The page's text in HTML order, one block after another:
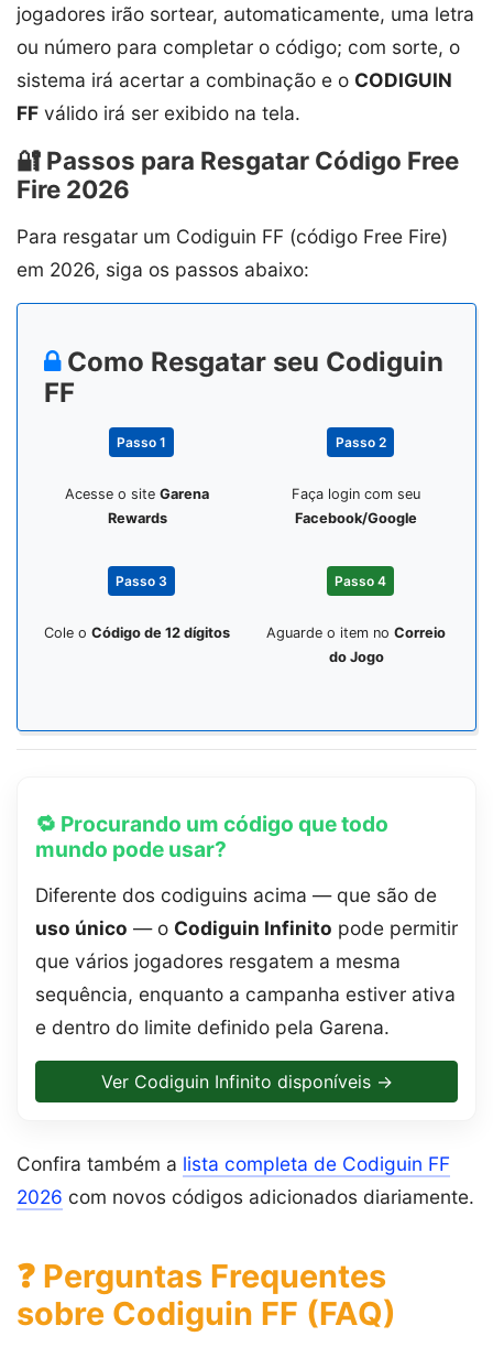
jogadores irão sortear, automaticamente, uma letra
ou número para completar o código; com sorte, o
sistema irá acertar a combinação e o CODIGUIN
FF válido irá ser exibido na tela.
🔐 Passos para Resgatar Código Free
Fire 2026
Para resgatar um Codiguin FF (código Free Fire)
em 2026, siga os passos abaixo:
Como Resgatar seu Codiguin
FF
Passo 1
Acesse o site Garena
Rewards
Passo 2
Faça login com seu
Facebook/Google
Passo 3
Cole o Código de 12 dígitos
Passo 4
Aguarde o item no Correio
do Jogo
🔁 Procurando um código que todo
mundo pode usar?
Diferente dos codiguins acima — que são de
uso único — o Codiguin Infinito pode permitir
que vários jogadores resgatem a mesma
sequência, enquanto a campanha estiver ativa
e dentro do limite definido pela Garena.
Ver Codiguin Infinito disponíveis →
Confira também a lista completa de Codiguin FF
2026 com novos códigos adicionados diariamente.
❓ Perguntas Frequentes
sobre Codiguin FF (FAQ)